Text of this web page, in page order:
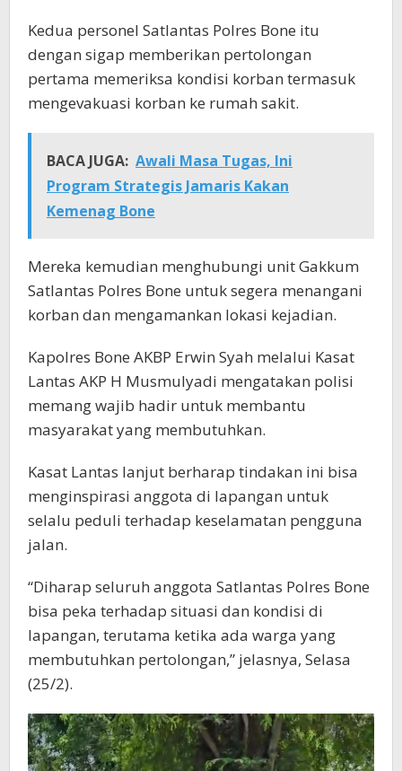
Kedua personel Satlantas Polres Bone itu
dengan sigap memberikan pertolongan
pertama memeriksa kondisi korban termasuk
mengevakuasi korban ke rumah sakit.
BACA JUGA: Awali Masa Tugas, Ini
Program Strategis Jamaris Kakan
Kemenag Bone
Mereka kemudian menghubungi unit Gakkum
Satlantas Polres Bone untuk segera menangani
korban dan mengamankan lokasi kejadian.
Kapolres Bone AKBP Erwin Syah melalui Kasat
Lantas AKP H Musmulyadi mengatakan polisi
memang wajib hadir untuk membantu
masyarakat yang membutuhkan.
Kasat Lantas lanjut berharap tindakan ini bisa
menginspirasi anggota di lapangan untuk
selalu peduli terhadap keselamatan pengguna
jalan.
“Diharap seluruh anggota Satlantas Polres Bone
bisa peka terhadap situasi dan kondisi di
lapangan, terutama ketika ada warga yang
membutuhkan pertolongan,” jelasnya, Selasa
(25/2).